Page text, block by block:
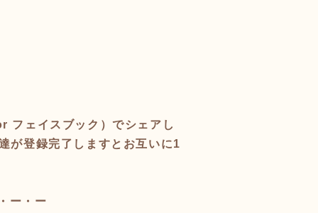
フェイスブック）でシェアし
が登録完了しますとお互いに1
ー・ー